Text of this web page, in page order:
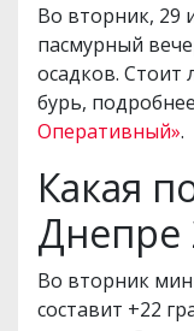
Во вторник, 29
пасмурный
осадков. Стоит
бурь,
Оперативный».
Какая
Днепре
Во вторник
составит +22